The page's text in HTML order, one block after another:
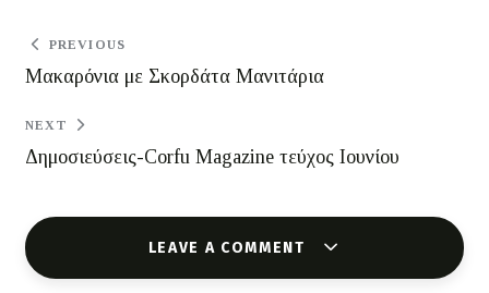
PREVIOUS
Μακαρόνια με Σκορδάτα Μανιτάρια
NEXT
Δημοσιεύσεις-Corfu Magazine τεύχος Ιουνίου
LEAVE A COMMENT